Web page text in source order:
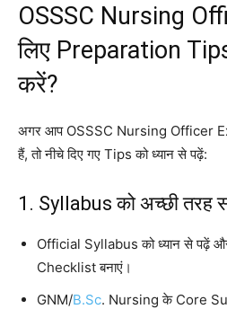
OSSSC Nursing
लिए Preparation
करें?
अगर आप OSSSC Nursing Officer
हैं, तो नीचे दिए गए Tips को ध्यान से पढ़ें:
1. Syllabus को अच्छी तरह
Official Syllabus को ध्यान से पढ़ें
Checklist बनाएं।
GNM/B.Sc. Nursing के Core